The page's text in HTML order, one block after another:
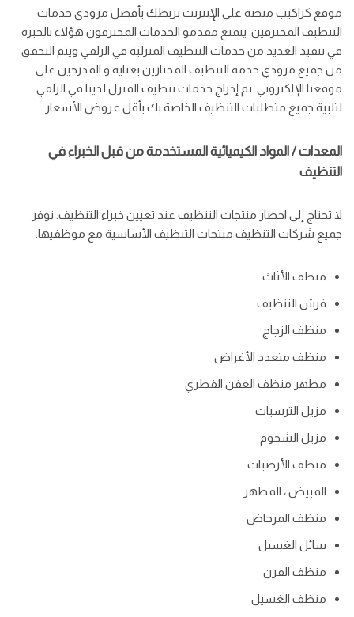
موقع كراكيب منصة على الإنترنت تربطك بأفضل مزودي خدمات
التنظيف المحترفين. يتمتع مقدمو الخدمات المحترفون هؤلاء بالخبرة
في تنفيذ العديد من خدمات التنظيف المنزلية في الزلفي ويتم التحقق
من جميع مزودي خدمة التنظيف المختارين بعناية و المدرجين على
موقعنا الإلكتروني. تم إدراج خدمات تنظيف المنزل لدينا في الزلفي
لتلبية جميع متطلبات التنظيف الخاصة بك بأقل عروض الأسعار.
المعدات / المواد الكيميائية المستخدمة من قبل الخبراء في
التنظيف
لا تحتاج إلى احضار منتجات التنظيف عند تعيين خبراء التنظيف. توفر
جميع شركات التنظيف منتجات التنظيف الأساسية مع موظفيها:
منظف ​​الأثاث
فرش التنظيف
منظف الزجاج
منظف متعدد الأغراض
مطهر منظف العفن الفطري
مزيل الترسبات
مزيل الشحوم
منظف الأرضيات
المبيض ، المطهر
منظف المرحاض
سائل الغسيل
منظف الفرن
منظف الغسيل